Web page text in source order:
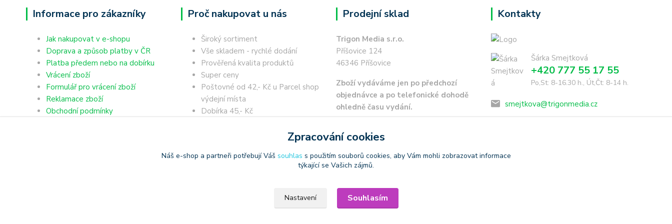
Informace pro zákazníky
Jak nakupovat v e-shopu
Doprava a způsob platby v ČR
Platba předem nebo na dobírku
Vrácení zboží
Formulář pro vrácení zboží
Reklamace zboží
Obchodní podmínky
Proč nakupovat u nás
Široký sortiment
Vše skladem - rychlé dodání
Prověřená kvalita produktů
Super ceny
Poštovné od 42,- Kč u Parcel shop
výdejní místa
Dobírka 45,- Kč
Prodejní sklad
Trigon Media s.r.o.
Příšovice 124
46346 Příšovice
Zboží vydáváme jen po předchozí
objednávce a po telefonické dohodě
ohledně času vydání.
Kontakty
Šárka Smejtková
+420 777 55 17 55
Po,St: 8-16.30 h., Út,Čt: 8-14 h.
smejtkova@trigonmedia.cz
Copyright © 2006-2025 TrigonShop.cz - bez souhlasu nelze používat produktové obrázky
Zpracování cookies
Náš e-shop a partneři potřebují Váš souhlas s použitím souborů cookies, aby Vám mohli zobrazovat informace
týkající se Vašich zájmů.
Nastavení Souhlasím